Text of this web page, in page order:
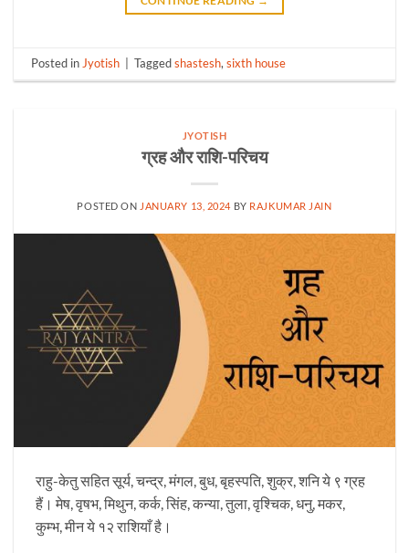
Posted inJyotish Taggedshastesh,sixth house
JYOTISH
ग्रह और राशि-परिचय
POSTED ON JANUARY 13, 2024 BY RAJKUMAR JAIN
राहु-केतु सहित सूर्य, चन्द्र, मंगल, बुध, बृहस्पति, शुक्र, शनि ये ९ ग्रह
हैं। मेष, वृषभ, मिथुन, कर्क, सिंह, कन्या, तुला, वृश्चिक, धनु, मकर,
कुम्भ, मीन ये १२ राशियाँ है।